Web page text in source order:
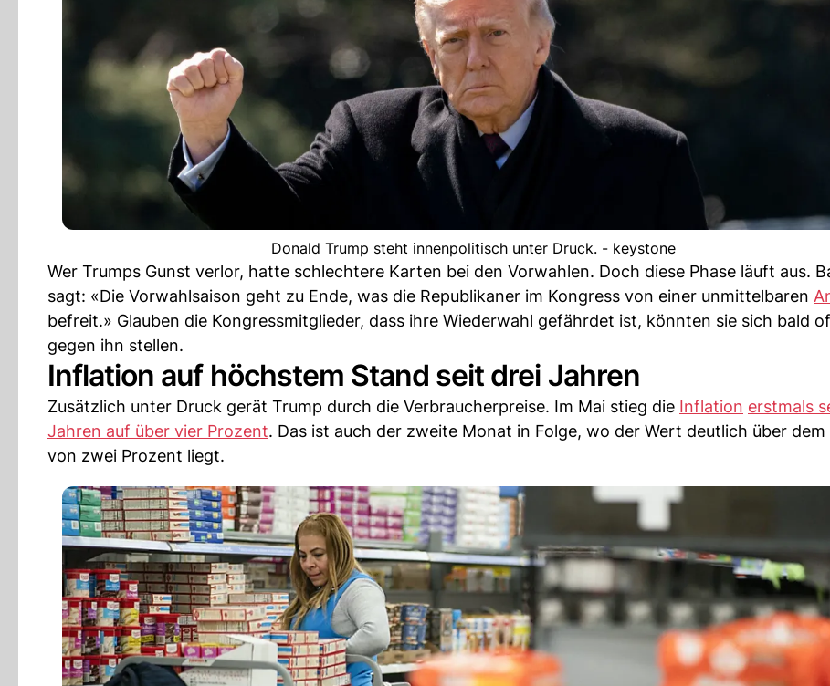
Donald Trump steht innenpolitisch unter Druck. - keystone
Wer Trumps Gunst verlor, hatte schlechtere Karten bei den Vorwahlen. Doch diese Phase läuft aus.
sagt: «Die Vorwahlsaison geht zu Ende, was die Republikaner im Kongress von einer unmittelbaren
befreit.» Glauben die Kongressmitglieder, dass ihre Wiederwahl gefährdet ist, könnten sie sich bald
gegen ihn stellen.
Inflation auf höchstem Stand seit drei Jahren
Zusätzlich unter Druck gerät Trump durch die Verbraucherpreise. Im Mai stieg die Inflation erstmals
Jahren auf über vier Prozent. Das ist auch der zweite Monat in Folge, wo der Wert deutlich über dem
von zwei Prozent liegt.